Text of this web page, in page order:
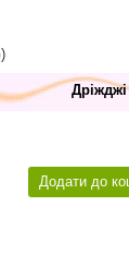
Дріжджі